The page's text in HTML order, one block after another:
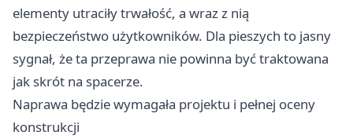
elementy utraciły trwałość, a wraz z nią
bezpieczeństwo użytkowników. Dla pieszych to jasny
sygnał, że ta przeprawa nie powinna być traktowana
jak skrót na spacerze.
Naprawa będzie wymagała projektu i pełnej oceny
konstrukcji